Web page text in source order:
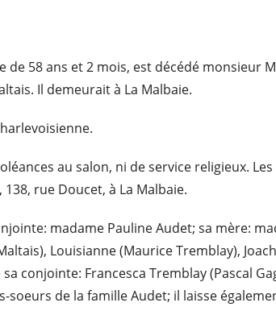
de 58 ans et 2 mois, est décédé
Il demeurait à La Malbaie.
au salon, ni de service religieux.
rue Doucet, à La Malbaie.
madame Pauline Audet; sa mère:
Louisianne (Maurice Tremblay),
conjointe: Francesca Tremblay (Pascal
soeurs de la famille Audet; il laisse